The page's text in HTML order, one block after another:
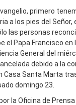
primero
a los pies del Señor,
las personas
el Papa Francisco
General del
debido a la
Casa Santa Marta
domingo 23.
la Oficina de Prensa